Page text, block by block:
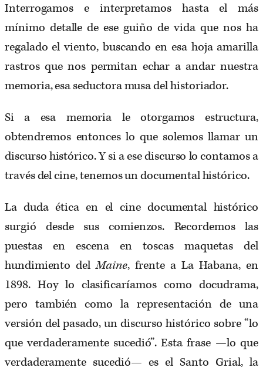
Interrogamos e interpretamos hasta el más
mínimo detalle de ese guiño de vida que nos ha
regalado el viento, buscando en esa hoja amarilla
rastros que nos permitan echar a andar nuestra
memoria, esa seductora musa del historiador.
Si a esa memoria le otorgamos estructura,
obtendremos entonces lo que solemos llamar un
discurso histórico. Y si a ese discurso lo contamos a
través del cine, tenemos un documental histórico.
La duda ética en el cine documental histórico
surgió desde sus comienzos. Recordemos las
puestas en escena en toscas maquetas del
hundimiento delMaine, frente a La Habana, en
1898. Hoy lo clasificaríamos como docudrama,
pero también como la representación de una
versión del pasado, un discurso histórico sobre “lo
que verdaderamente sucedió”. Esta frase —lo que
verdaderamente sucedió— es el Santo Grial, la